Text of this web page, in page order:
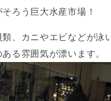
ろう巨大水産市場！
、カニやエビなどが泳
る雰囲気が漂います。